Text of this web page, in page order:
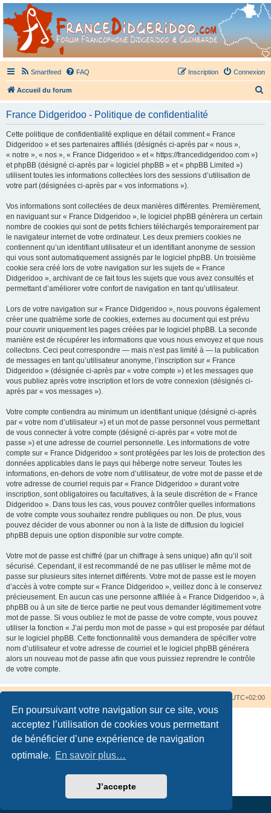
En poursuivant votre navigation sur ce site, vous
acceptez l’utilisation de cookies vous permettant
de bénéficier d’une expérience de navigation
optimale. En savoir plus…
J’accepte
France Didgeridoo
Didgeridoo et Guimbarde sur France Didgeridoo - retrouvez la communauté.
Smartfeed FAQ Connexion
Inscription
Accueil du forum
France Didgeridoo - Politique de confidentialité
Cette politique de confidentialité explique en détail comment « France
Didgeridoo » et ses partenaires affiliés (désignés ci-après par « nous »,
« notre », « nos », « France Didgeridoo » et « https://francedidgeridoo.com »)
et phpBB (désigné ci-après par « logiciel phpBB » et « phpBB Limited »)
utilisent toutes les informations collectées lors des sessions d’utilisation de
votre part (désignées ci-après par « vos informations »).
Vos informations sont collectées de deux manières différentes. Premièrement,
en naviguant sur « France Didgeridoo », le logiciel phpBB génèrera un certain
nombre de cookies qui sont de petits fichiers téléchargés temporairement par
le navigateur internet de votre ordinateur. Les deux premiers cookies ne
contiennent qu’un identifiant utilisateur et un identifiant anonyme de session
qui vous sont automatiquement assignés par le logiciel phpBB. Un troisième
cookie sera créé lors de votre navigation sur les sujets de « France
Didgeridoo », archivant de ce fait tous les sujets que vous avez consultés et
permettant d’améliorer votre confort de navigation en tant qu’utilisateur.
Lors de votre navigation sur « France Didgeridoo », nous pouvons également
créer une quatrième sorte de cookies, externes au document qui est prévu
pour couvrir uniquement les pages créées par le logiciel phpBB. La seconde
manière est de récupérer les informations que vous nous envoyez et que nous
collectons. Ceci peut correspondre — mais n’est pas limité à — la publication
de messages en tant qu’utilisateur anonyme, l’inscription sur « France
Didgeridoo » (désignée ci-après par « votre compte ») et les messages que
vous publiez après votre inscription et lors de votre connexion (désignés ci-
après par « vos messages »).
Votre compte contiendra au minimum un identifiant unique (désigné ci-après
par « votre nom d’utilisateur ») et un mot de passe personnel vous permettant
de vous connecter à votre compte (désigné ci-après par « votre mot de
passe ») et une adresse de courriel personnelle. Les informations de votre
compte sur « France Didgeridoo » sont protégées par les lois de protection des
données applicables dans le pays qui héberge notre serveur. Toutes les
informations, en-dehors de votre nom d’utilisateur, de votre mot de passe et de
votre adresse de courriel requis par « France Didgeridoo » durant votre
inscription, sont obligatoires ou facultatives, à la seule discrétion de « France
Didgeridoo ». Dans tous les cas, vous pouvez contrôler quelles informations
de votre compte vous souhaitez rendre publiques ou non. De plus, vous
pouvez décider de vous abonner ou non à la liste de diffusion du logiciel
phpBB depuis une option disponible sur votre compte.
Votre mot de passe est chiffré (par un chiffrage à sens unique) afin qu’il soit
sécurisé. Cependant, il est recommandé de ne pas utiliser le même mot de
passe sur plusieurs sites internet différents. Votre mot de passe est le moyen
d’accès à votre compte sur « France Didgeridoo », veillez donc à le conservez
précieusement. En aucun cas une personne affiliée à « France Didgeridoo », à
phpBB ou à un site de tierce partie ne peut vous demander légitimement votre
mot de passe. Si vous oubliez le mot de passe de votre compte, vous pouvez
utiliser la fonction « J’ai perdu mon mot de passe » qui est proposée par défaut
sur le logiciel phpBB. Cette fonctionnalité vous demandera de spécifier votre
nom d’utilisateur et votre adresse de courriel et le logiciel phpBB générera
alors un nouveau mot de passe afin que vous puissiez reprendre le contrôle
de votre compte.
UTC+02:00
Traduction française officielle©
Confidentialité